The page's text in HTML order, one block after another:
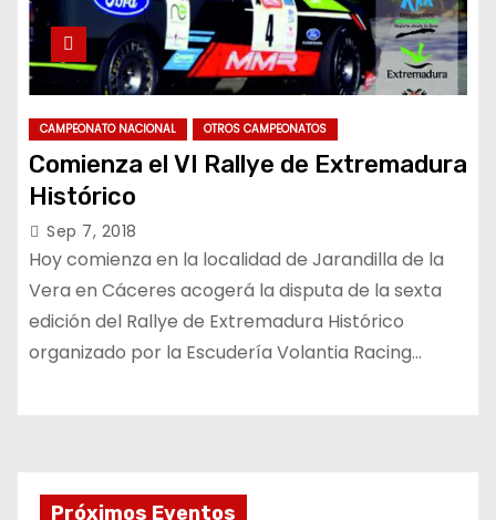
CAMPEONATO NACIONAL OTROS CAMPEONATOS
Comienza el VI Rallye de Extremadura
Histórico
Sep 7, 2018
Hoy comienza en la localidad de Jarandilla de la
Vera en Cáceres acogerá la disputa de la sexta
edición del Rallye de Extremadura Histórico
organizado por la Escudería Volantia Racing…
Próximos Eventos